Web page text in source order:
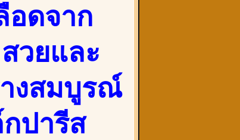
อดจาก
วยและ
งสมบูรณ์
ปารีส